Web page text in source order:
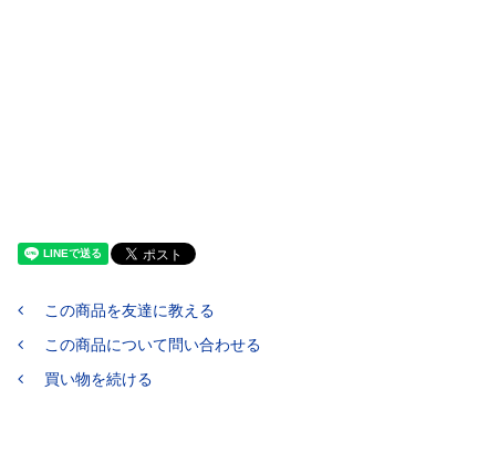
この商品を友達に教える
この商品について問い合わせる
買い物を続ける